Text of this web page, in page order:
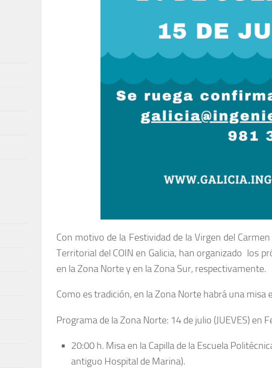
Con motivo de la Festividad de la Virgen del
Territorial del COIN en Galicia, han organizado los
en la Zona Norte y en la Zona Sur, respectivamente.
Como es tradición, en la Zona Norte habrá una
Programa de la Zona Norte: 14 de julio (JUEVES) en
20:00 h. Misa en la Capilla de la Escuela
antiguo Hospital de Marina).